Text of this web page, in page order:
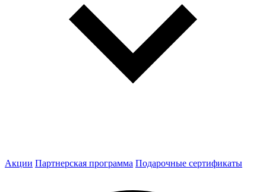
Акции Партнерская программа Подарочные сертификаты